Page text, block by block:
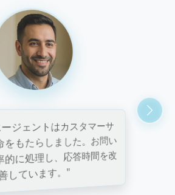
ェントの導入以来、生産
上しました。使いやすく、
スに統合できます。"